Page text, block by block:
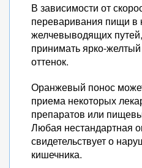
В зависимости от
переваривания пищи в
желчевыводящих
принимать ярко-
оттенок.
Оранжевый понос
приема некоторых
препаратов или
Любая нестандартная
свидетельствует о
кишечника.